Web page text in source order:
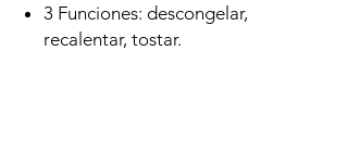
3 Funciones: descongelar,
recalentar, tostar.